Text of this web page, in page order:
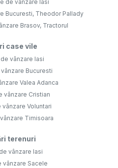
de vânzare Iasi
Bucuresti, Theodor Pallady
Brasov, Tractorul
case vile
vânzare Iasi
Bucuresti
Valea Adanca
vânzare Cristian
Voluntari
Timisoara
terenuri
vânzare Iasi
vânzare Sacele